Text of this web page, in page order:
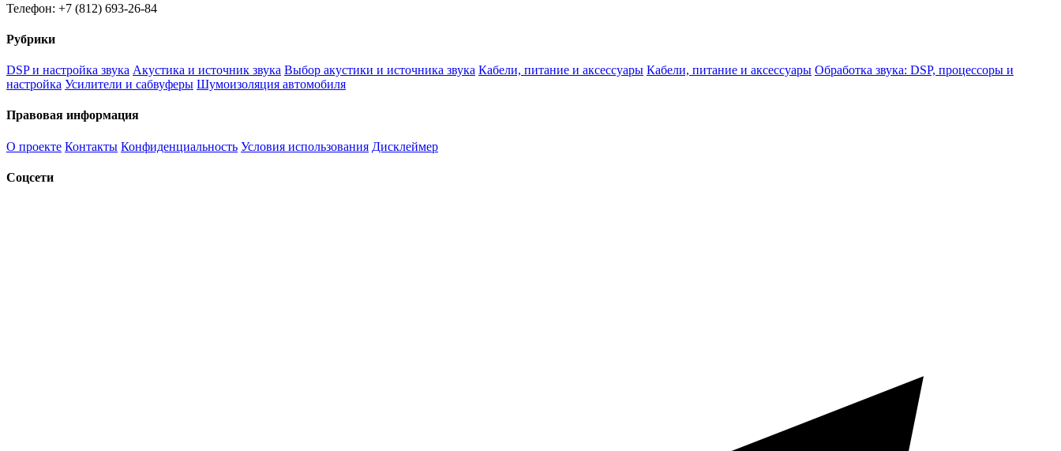
Телефон: +7 (812) 693-26-84
Рубрики
DSP и настройка звука Акустика и источник звука Выбор акустики и источника звука Кабели, питание и аксессуары Кабели, питание и аксессуары Обработка звука: DSP, процессоры и
настройка Усилители и сабвуферы Шумоизоляция автомобиля
Правовая информация
О проекте Контакты Конфиденциальность Условия использования Дисклеймер
Соцсети